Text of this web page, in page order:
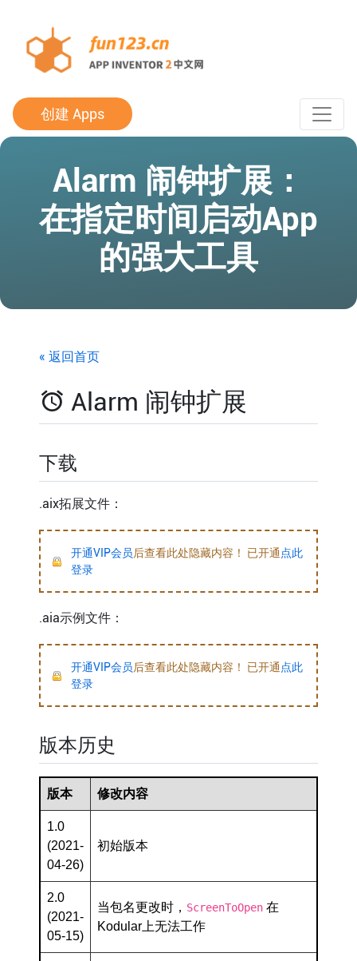
创建 Apps
Alarm 闹钟扩展：
在指定时间启动App
的强大工具
« 返回首页
Alarm 闹钟扩展
下载
.aix拓展文件：
开通VIP会员后查看此处隐藏内容！ 已开通 点此
登录
.aia示例文件：
开通VIP会员后查看此处隐藏内容！ 已开通 点此
登录
版本历史
版本 修改内容
1.0
(2021-
04-26)
初始版本
2.0
(2021-
05-15)
当包名更改时， ScreenToOpen在
Kodular上无法工作